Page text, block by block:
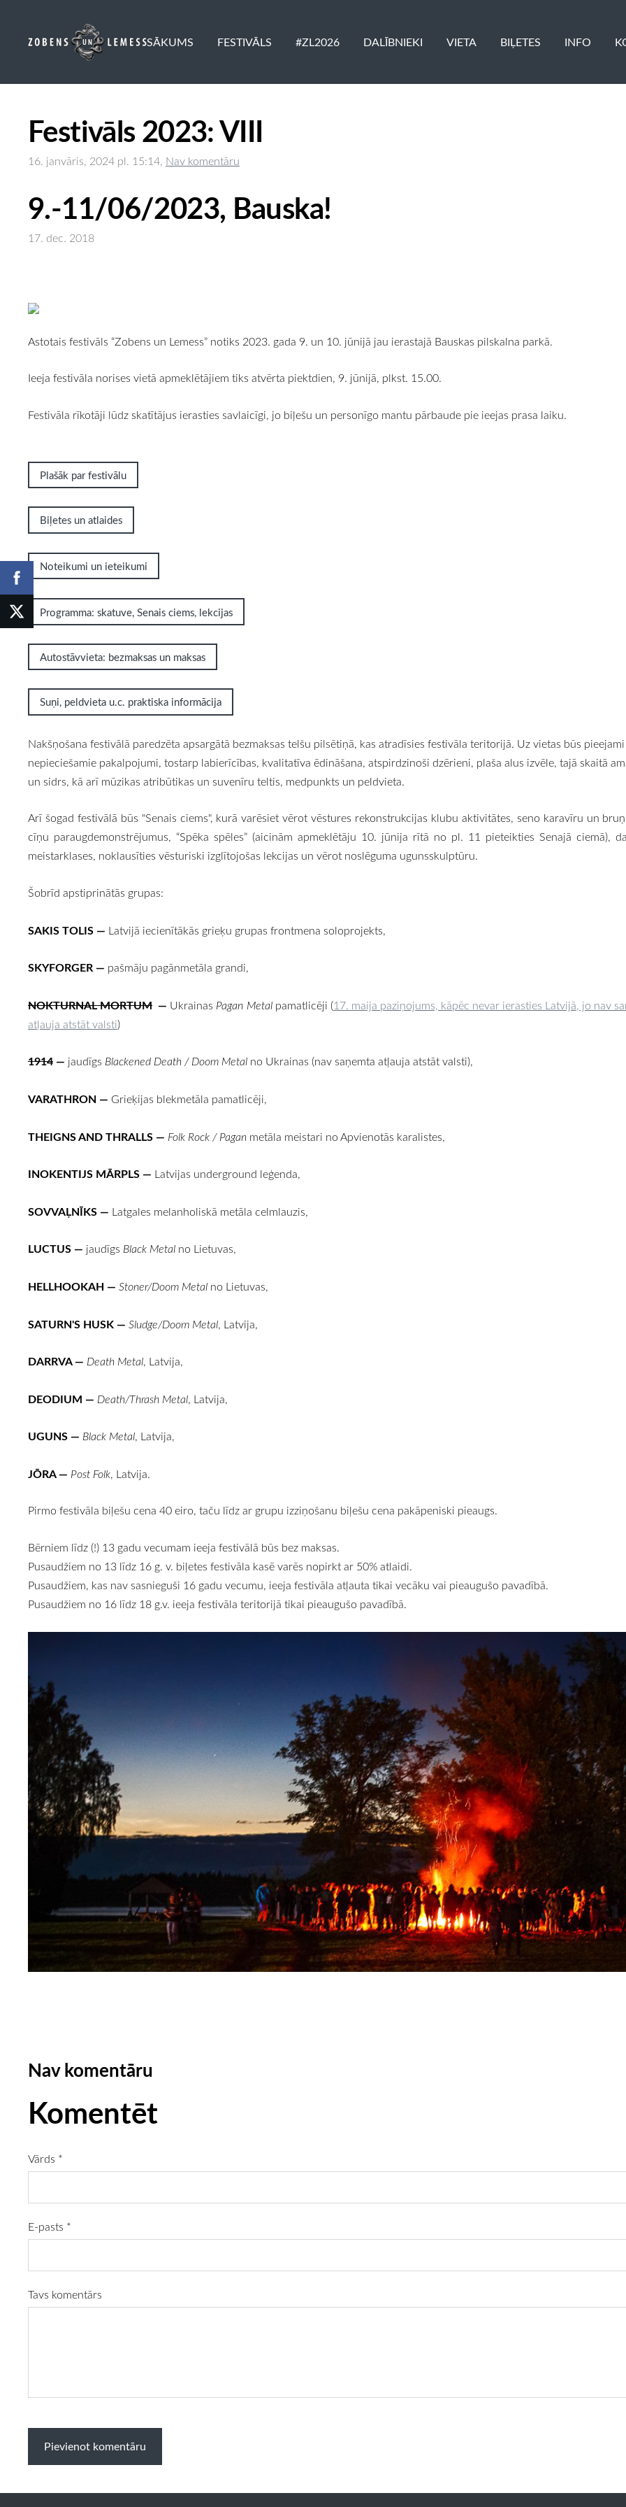
SĀKUMS FESTIVĀLS #ZL2026 DALĪBNIEKI VIETA BIĻETES INFO
Festivāls 2023: VIII
16. janvāris, 2024 pl. 15:14, Nav komentāru
9.-11/06/2023, Bauska!
17. dec. 2018
Astotais festivāls “Zobens un Lemess” notiks 2023. gada 9. un 10. jūnijā jau ierastajā Bauskas pilskalna parkā.
Ieeja festivāla norises vietā apmeklētājiem tiks atvērta piektdien, 9. jūnijā, plkst. 15.00.
Festivāla rīkotāji lūdz skatītājus ierasties savlaicīgi, jo biļešu un personīgo mantu pārbaude pie ieejas prasa laiku.
Plašāk par festivālu
Biļetes un atlaides
Noteikumi un ieteikumi
Programma: skatuve, Senais ciems, lekcijas
Autostāvvieta: bezmaksas un maksas
Suņi, peldvieta u.c. praktiska informācija
Nakšņošana festivālā paredzēta apsargātā bezmaksas telšu pilsētiņā, kas atradīsies festivāla teritorijā. Uz vietas būs
nepieciešamie pakalpojumi, tostarp labierīcības, kvalitatīva ēdināšana, atspirdzinoši dzērieni, plaša alus izvēle, tajā skaitā
un sidrs, kā arī mūzikas atribūtikas un suvenīru teltis, medpunkts un peldvieta.
Arī šogad festivālā būs "Senais ciems", kurā varēsiet vērot vēstures rekonstrukcijas klubu aktivitātes, seno karavīru un
cīņu paraugdemonstrējumus, “Spēka spēles” (aicinām apmeklētāju 10. jūnija rītā no pl. 11 pieteikties Senajā ciemā),
meistarklases, noklausīties vēsturiski izglītojošas lekcijas un vērot noslēguma ugunsskulptūru.
Šobrīd apstiprinātās grupas:
SAKIS TOLIS — Latvijā iecienītākās grieķu grupas frontmena soloprojekts,
SKYFORGER — pašmāju pagānmetāla grandi,
NOKTURNAL MORTUM — Ukrainas Pagan Metal pamatlicēji (17. maija paziņojums, kāpēc nevar ierasties Latvijā, jo nav
atļauja atstāt valsti)
1914 — jaudīgs Blackened Death / Doom Metal no Ukrainas (nav saņemta atļauja atstāt valsti),
VARATHRON — Grieķijas blekmetāla pamatlicēji,
THEIGNS AND THRALLS — Folk Rock / Pagan metāla meistari no Apvienotās karalistes,
INOKENTIJS MĀRPLS — Latvijas underground leģenda,
SOVVAĻNĪKS — Latgales melanholiskā metāla celmlauzis,
LUCTUS — jaudīgs Black Metal no Lietuvas,
HELLHOOKAH — Stoner/Doom Metal no Lietuvas,
SATURN'S HUSK — Sludge/Doom Metal, Latvija,
DARRVA— Death Metal, Latvija,
DEODIUM — Death/Thrash Metal, Latvija,
UGUNS — Black Metal, Latvija,
JŌRA— Post Folk, Latvija.
Pirmo festivāla biļešu cena 40 eiro, taču līdz ar grupu izziņošanu biļešu cena pakāpeniski pieaugs.
Bērniem līdz (!) 13 gadu vecumam ieeja festivālā būs bez maksas.
Pusaudžiem no 13 līdz 16 g. v. biļetes festivāla kasē varēs nopirkt ar 50% atlaidi.
Pusaudžiem, kas nav sasnieguši 16 gadu vecumu, ieeja festivāla atļauta tikai vecāku vai pieaugušo pavadībā.
Pusaudžiem no 16 līdz 18 g.v. ieeja festivāla teritorijā tikai pieaugušo pavadībā.
Nav komentāru
Komentēt
Vārds *
E-pasts *
Tavs komentārs